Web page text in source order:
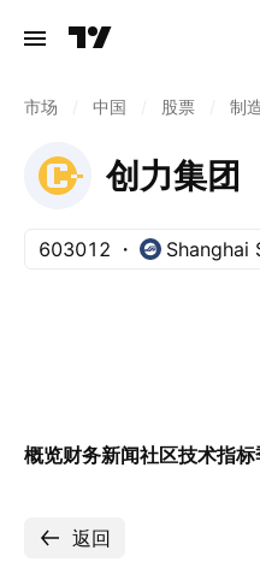
市场 中国 股票 制
创力集团
603012 Shanghai
概览财务新闻社区技术指标
返回